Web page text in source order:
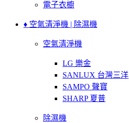
電子衣櫥
♦ 空氣清淨機 | 除濕機
空氣清淨機
LG 樂金
SANLUX 台灣三洋
SAMPO 聲寶
SHARP 夏普
除濕機